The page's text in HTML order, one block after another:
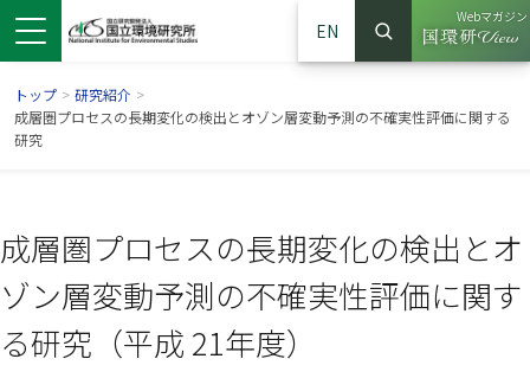
EN
サイト内検索
検索
Webマガジン
（別ウイ
トップ > 研究紹介 >
成層圏プロセスの長期変化の検出とオゾン層変動予測の不確実性評価に関する
研究
成層圏プロセスの長期変化の検出とオ
ゾン層変動予測の不確実性評価に関す
る研究（平成 21年度）